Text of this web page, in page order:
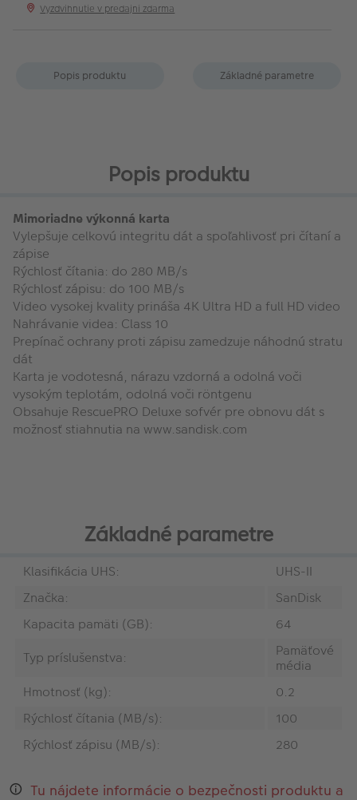
Vyzdvihnutie v predajni zdarma
Popis produktu Základné parametre
Popis produktu
Mimoriadne výkonná karta
Vylepšuje celkovú integritu dát a spoľahlivosť pri čítaní a
zápise
Rýchlosť čítania: do 280 MB/s
Rýchlosť zápisu: do 100 MB/s
Video vysokej kvality prináša 4K Ultra HD a full HD video
Nahrávanie videa: Class 10
Prepínač ochrany proti zápisu zamedzuje náhodnú stratu
dát
Karta je vodotesná, nárazu vzdorná a odolná voči
vysokým teplotám, odolná voči röntgenu
Obsahuje RescuePRO Deluxe sofvér pre obnovu dát s
možnosť stiahnutia na www.sandisk.com
Základné parametre
Klasifikácia UHS:
UHS-II
Značka:
SanDisk
Kapacita pamäti (GB):
64
Typ príslušenstva:
‎Pamäťové
média
Hmotnosť (kg):
0.2
Rýchlosť čítania (MB/s):
100
Rýchlosť zápisu (MB/s):
280
Tu nájdete informácie o bezpečnosti produktu a